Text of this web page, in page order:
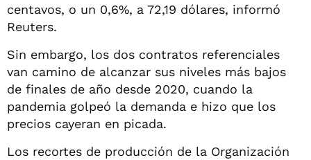
centavos, o un 0,6%, a 72,19 dólares, informó
Reuters.
Sin embargo, los dos contratos referenciales
van camino de alcanzar sus niveles más bajos
de finales de año desde 2020, cuando la
pandemia golpeó la demanda e hizo que los
precios cayeran en picada.
Los recortes de producción de la Organización